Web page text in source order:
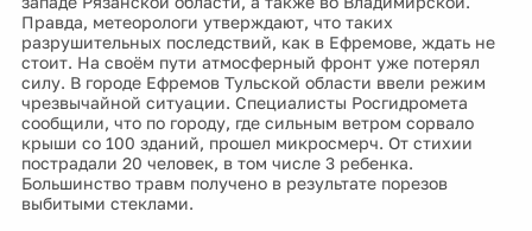
Правда, метеорологи утверждают, что таких
разрушительных последствий, как в Ефремове, ждать не
стоит. На своём пути атмосферный фронт уже потерял
силу. В городе Ефремов Тульской области ввели режим
чрезвычайной ситуации. Специалисты Росгидромета
сообщили, что по городу, где сильным ветром сорвало
крыши со 100 зданий, прошел микросмерч. От стихии
пострадали 20 человек, в том числе 3 ребенка.
Большинство травм получено в результате порезов
выбитыми стеклами.